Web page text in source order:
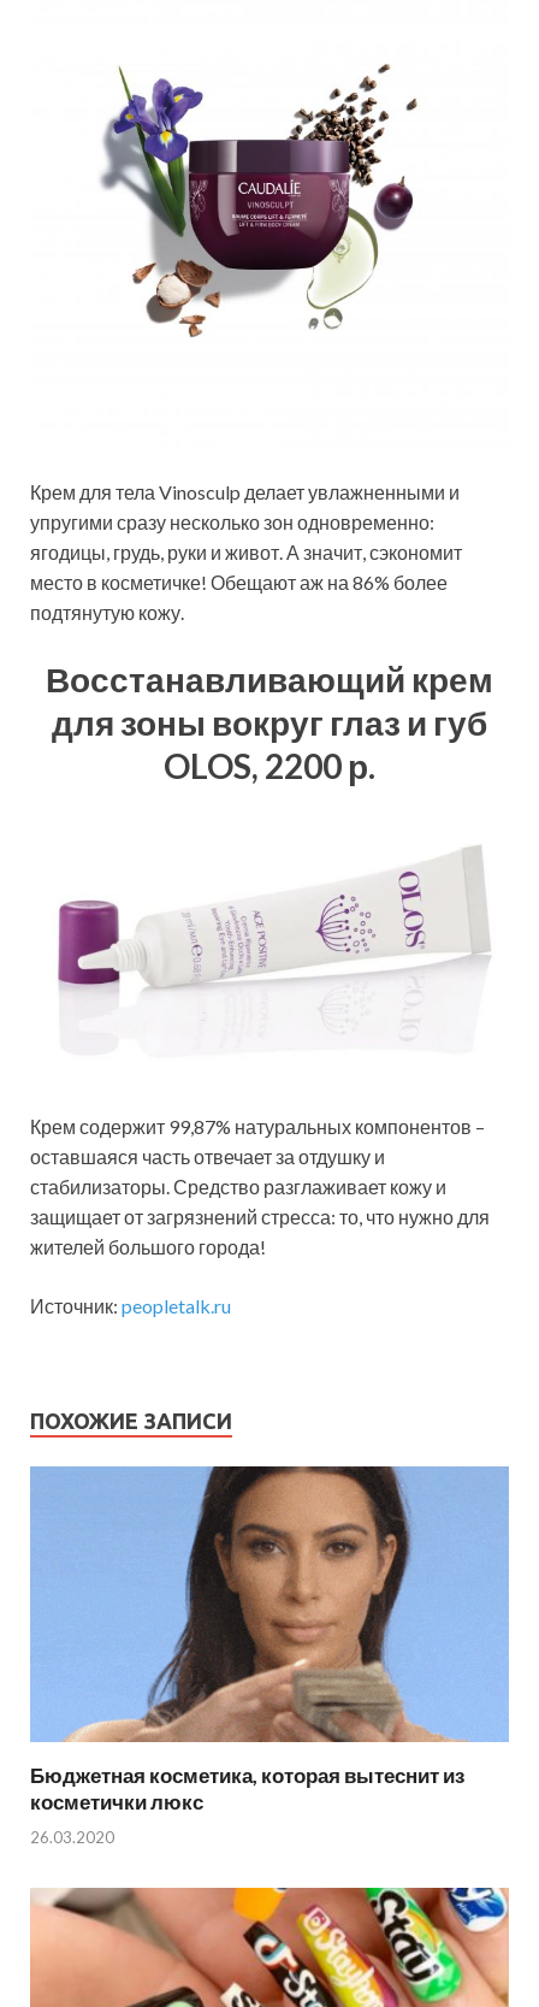
Крем для тела Vinosculp делает увлажненными и
упругими сразу несколько зон одновременно:
ягодицы, грудь, руки и живот. А значит, сэкономит
место в косметичке! Обещают аж на 86% более
подтянутую кожу.
Восстанавливающий крем
для зоны вокруг глаз и губ
OLOS, 2200 р.
Крем содержит 99,87% натуральных компонентов –
оставшаяся часть отвечает за отдушку и
стабилизаторы. Средство разглаживает кожу и
защищает от загрязнений стресса: то, что нужно для
жителей большого города!
Источник: peopletalk.ru
ПОХОЖИЕ ЗАПИСИ
Бюджетная косметика, которая вытеснит из
косметички люкс
26.03.2020